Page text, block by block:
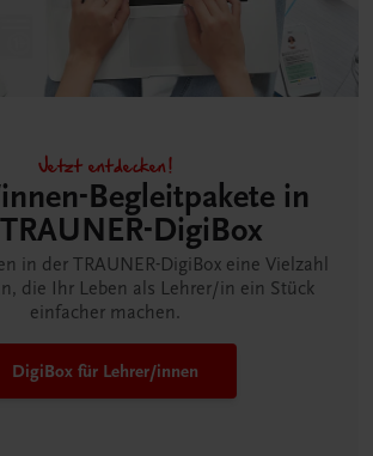
Jetzt entdecken!
Begleitpakete in
DigiBox
in der TRAUNER-DigiBox eine Vielzahl
die Ihr Leben als Lehrer/in ein Stück
einfacher machen.
DigiBox für Lehrer/innen